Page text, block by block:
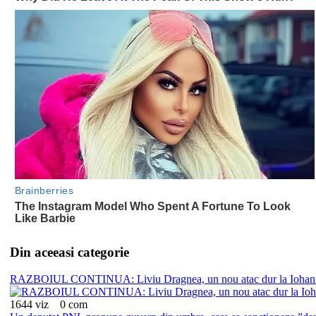
Din aceeasi categorie
RAZBOIUL CONTINUA: Liviu Dragnea, un nou atac dur la
1644 viz
0 com